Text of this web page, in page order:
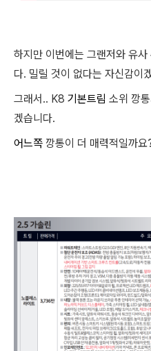
하지만 이번에는 그랜저와 유
다. 밀릴 것이 없다는 자신감이
그래서.. K8 기본트림 소위 깡
겠습니다.
어느쪽 깡통이 더 매력적일까요